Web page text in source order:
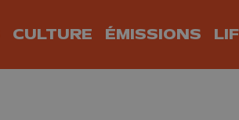
CULTURE ÉMISSIONS